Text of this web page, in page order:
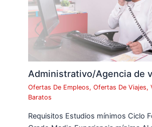
Administrativo/Agencia de
Ofertas De Empleos,Ofertas De Viajes,
Baratos
Requisitos Estudios mínimos Ciclo